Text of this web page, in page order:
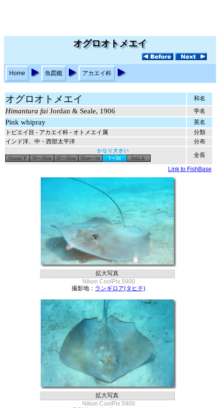
オグロオトメエイ
Home 魚図鑑 アカエイ科
オグロオトメエイ 和名
Himantura fai Jordan & Seale, 1906 学名
Pink whipray
英名
トビエイ目 - アカエイ科 - オトメエイ属
分類
インド洋、中・西部太平洋
分布
全長
Link to FishBase
拡大写真
Nikon CoolPix 5900
撮影地： ランギロア(タヒチ)
拡大写真
Nikon CoolPix 5900